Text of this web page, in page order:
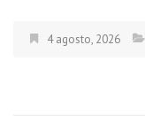
4 agosto, 2026